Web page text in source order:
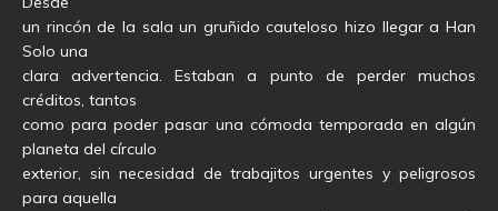
un rincón de la sala un gruñido cauteloso hizo llegar a Han
Solo una
clara advertencia. Estaban a punto de perder muchos
créditos, tantos
como para poder pasar una cómoda temporada en algún
planeta del círculo
exterior, sin necesidad de trabajitos urgentes y peligrosos
para aquella